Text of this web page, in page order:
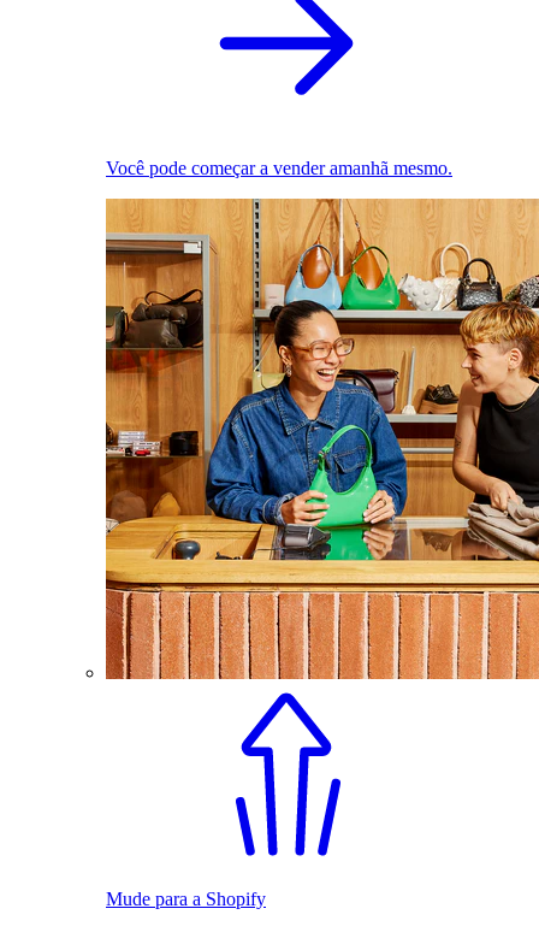
Você pode começar a vender amanhã mesmo.
Mude para a Shopify